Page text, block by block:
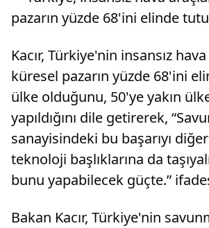
pazarın yüzde 68'ini elinde
Kacır, Türkiye'nin insansız
küresel pazarın yüzde 68'ini
ülke olduğunu, 50'ye yakın
yapıldığını dile getirerek,
sanayisindeki bu başarıyı
teknoloji başlıklarına da
bunu yapabilecek güçte.”
Bakan Kacır, Türkiye'nin